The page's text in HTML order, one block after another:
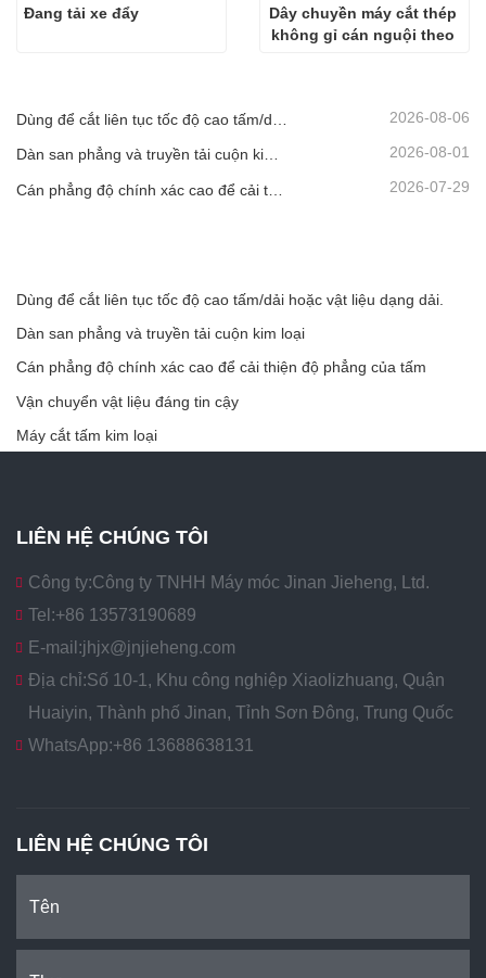
Đang tải xe đẩy
Dây chuyền máy cắt thép
không gỉ cán nguội theo
2026-08-06
Dàn san phẳng và truyền tải cuộn kim loại 2026-08-01
2026-07-29
Dùng để cắt liên tục tốc độ cao tấm/dải hoặc vật liệu dạng dải.
Dàn san phẳng và truyền tải cuộn kim loại
Cán phẳng độ chính xác cao để cải thiện độ phẳng của tấm
Vận chuyển vật liệu đáng tin cậy
Máy cắt tấm kim loại
LIÊN HỆ CHÚNG TÔI
Công ty:Công ty TNHH Máy móc Jinan Jieheng, Ltd.
Tel:+86 13573190689
E-mail:jhjx@jnjieheng.com
Địa chỉ:Số 10-1, Khu công nghiệp Xiaolizhuang, Quận
Huaiyin, Thành phố Jinan, Tỉnh Sơn Đông, Trung Quốc
WhatsApp:+86 13688638131
LIÊN HỆ CHÚNG TÔI